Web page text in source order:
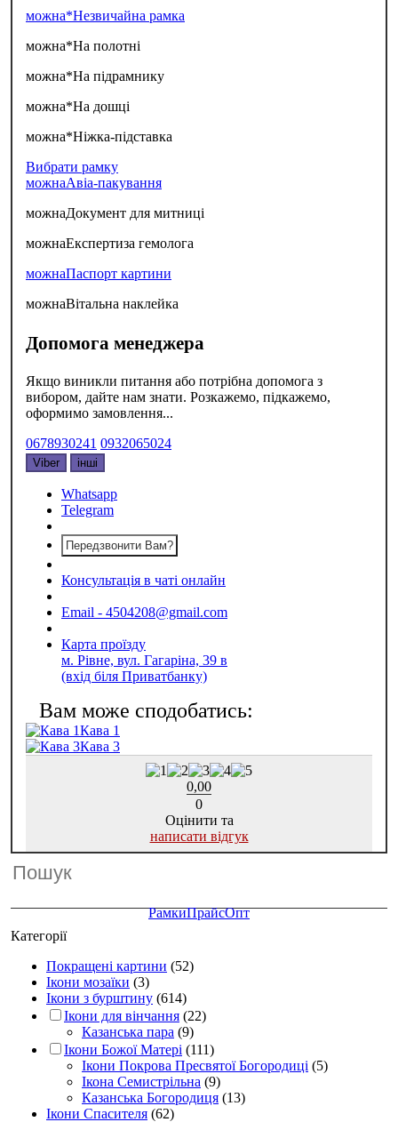
можна*Незвичайна рамка
можна*На полотні
можна*На підрамнику
можна*На дошці
можна*Ніжка-підставка
Вибрати рамку
можнаАвіа-пакування
можнаДокумент для митниці
можнаЕкспертиза гемолога
можнаПаспорт картини
можнаВітальна наклейка
Допомога менеджера
Якщо виникли питання або потрібна допомога з
вибором, дайте нам знати. Розкажемо, підкажемо,
оформимо замовлення...
0678930241 0932065024
Viber інші
Whatsapp
Telegram
Передзвонити Вам?
Консультація в чаті онлайн
Email - 4504208@gmail.com
Карта проїзду
м. Рівне, вул. Гагаріна, 39 в
(вхід біля Приватбанку)
Кава 1
Кава 3
0,00
0
Оцінити та
написати відгук
РамкиПрайсОпт
Категорії
Покращені картини (52)
Ікони мозаїки (3)
Ікони з бурштину (614)
Ікони для вінчання (22)
Казанська пара (9)
Ікони Божої Матері (111)
Ікони Покрова Пресвятої Богородиці (5)
Ікона Семистрільна (9)
Казанська Богородиця (13)
Ікони Спасителя (62)